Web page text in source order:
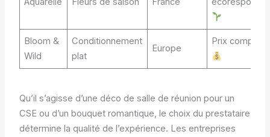
Bloom &
Wild
Conditionnement
plat
Europe
Prix
Qu’il s’agisse d’une déco de salle de réunion pour un
CSE ou d’un bouquet romantique, le choix du prestataire
détermine la qualité de l’expérience. Les entreprises